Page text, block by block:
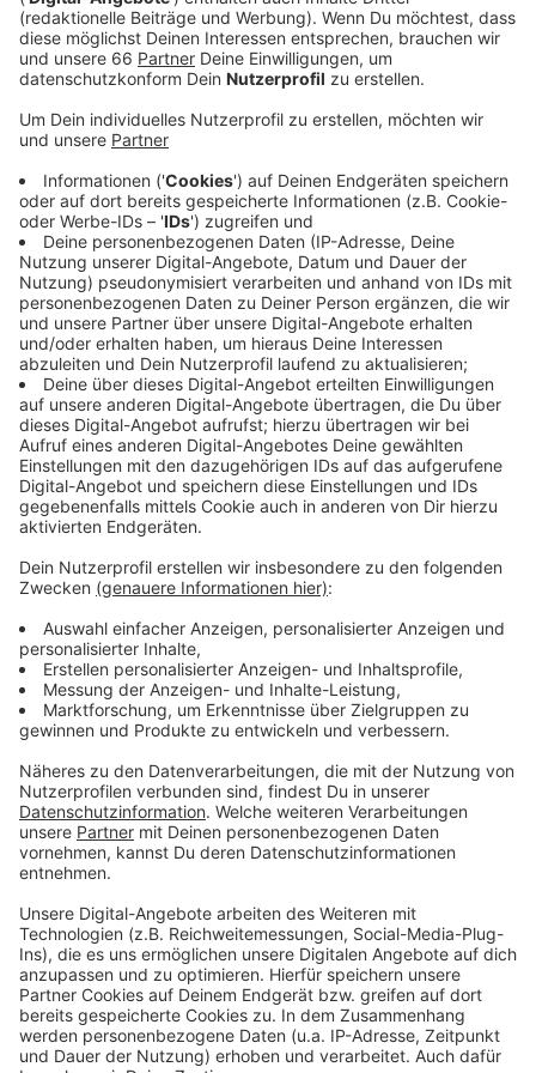
Tempo überwacht, ist von Unbekannten mit Farbe
beschmiert worden. Zuvor wurden mehr als 15.000
Tempo-Verstöße in einem Monat registriert.
Anzeige
Die Fläche der Kamera ist mit Farbe beschmiert
worden. Deshalb hat die Stadt den Blitzer mit
Spezialmittel gereinigt - morgen (20. April) werde er
wieder aufgestellt, sagte ein Stadtsprecher auf
Anfrage von Antenne Düsseldorf. Der Blitzer, der
Mitte März aufgebaut wurde, hat seitdem viele
Tempoverstöße registriert. Zuletzt war die Zahl der
Verstöße allerdings rückläufig. Das Tempolimit soll
an dieser Stelle nicht die erlaubten Grenzwerte
überschreitet.
Weitere Infos und Links zum Thema:
Düsseldorfer Umweltspuren sind Geschichte
Anzeige
Anzeige